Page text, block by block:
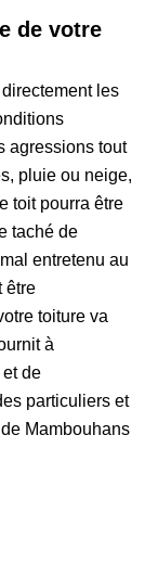
de votre
les
agressions tout
pluie ou neige,
toit pourra être
taché de
entretenu au
être
toiture va
à
de
particuliers et
Mambouhans